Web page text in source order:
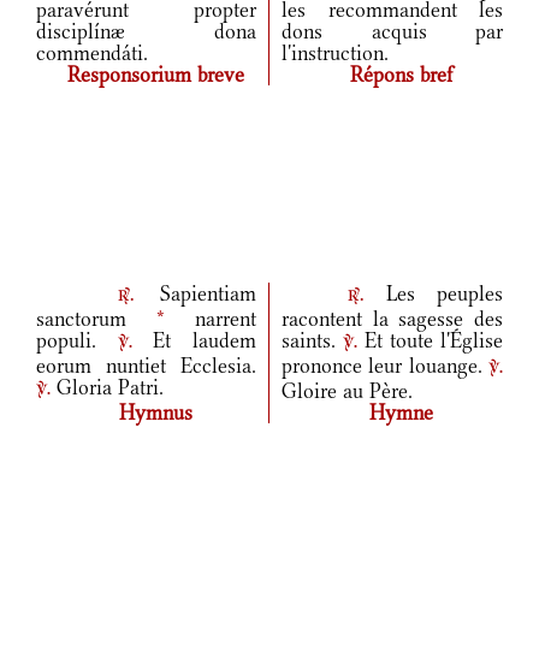
paravérunt propter
disciplínæ dona
commendáti.
les recommandent les
dons acquis par
l'instruction.
Responsorium breve
Répons bref
r.Sapientiam
sanctorum * narrent
populi.
v.Et laudem
eorum nuntiet Ecclesia.
v. Gloria Patri.
r.
Les peuples
racontent la sagesse des
saints. v. Et toute l'Église
prononce leur louange. v.
Gloire au Père.
Hymnus
Hymne